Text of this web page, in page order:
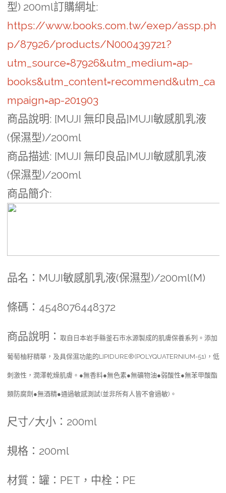
型) 200ml訂購網址:
https://www.books.com.tw/exep/assp.ph
p/87926/products/N000439721?
utm_source=87926&utm_medium=ap-
books&utm_content=recommend&utm_ca
mpaign=ap-201903
商品說明: [MUJI 無印良品]MUJI敏感肌乳液
(保濕型)/200ml
商品描述: [MUJI 無印良品]MUJI敏感肌乳液
(保濕型)/200ml
商品簡介:
品名：MUJI敏感肌乳液(保濕型)/200ml(M)
條碼：4548076448372
商品說明： 取自日本岩手縣釜石市水源製成的肌膚保養系列。添加
葡萄柚籽精華，及具保濕功能的LIPIDURE®(POLYQUATERNIUM-51)，低
刺激性，潤澤乾燥肌膚。●無香料●無色素●無礦物油●弱酸性●無苯甲酸酯
類防腐劑●無酒精●通過敏感測試(並非所有人皆不會過敏)。
尺寸/大小：200ml
規格：200ml
材質：罐：PET，中栓：PE